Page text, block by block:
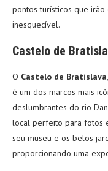
pontos turísticos que
inesquecível.
Castelo de
O Castelo de Bratislava
é um dos marcos mais
deslumbrantes do rio
local perfeito para fotos
seu museu e os belos
proporcionando uma